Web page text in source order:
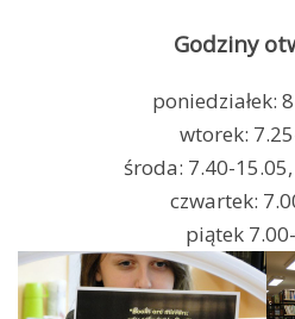
Godziny
poniedziałek:
wtorek:
środa: 7.40-
czwartek:
piątek